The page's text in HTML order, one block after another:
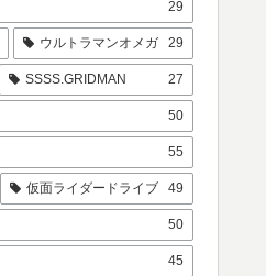
29
ウルトラマンオメガ 29
SSSS.GRIDMAN 27
50
55
仮面ライダードライブ 49
50
45